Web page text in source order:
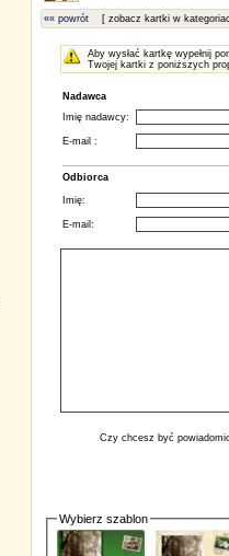
«« powrót [ zobacz kartki w
Aby wysłać kartkę wypełnij
Twojej kartki z poniższych
Nadawca
Imię nadawcy:
E-mail :
Odbiorca
Imię:
E-mail:
Czy chcesz być
Wybierz szablon